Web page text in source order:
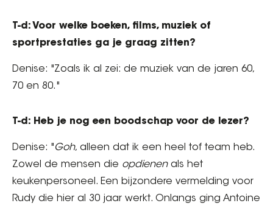
T-d: Voor welke boeken, films, muziek of
sportprestaties ga je graag zitten?
Denise: "Zoals ik al zei: de muziek van de jaren 60,
70 en 80."
T-d: Heb je nog een boodschap voor de lezer?
Denise: "Goh, alleen dat ik een heel tof team heb.
Zowel de mensen die opdienenals het
keukenpersoneel. Een bijzondere vermelding voor
Rudy die hier al 30 jaar werkt. Onlangs ging Antoine